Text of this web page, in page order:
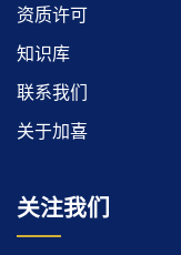
资质许可
知识库
联系我们
关于加喜
关注我们